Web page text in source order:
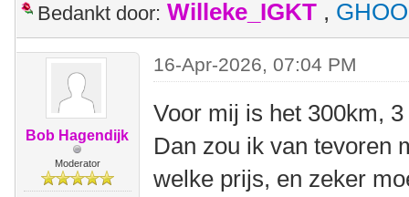
Bedankt door: Willeke_IGKT ,
Bob Hagendijk
Moderator
16-Apr-2026, 07:04 PM
Voor mij is het 300km,
Dan zou ik van tevoren
welke prijs, en zeker